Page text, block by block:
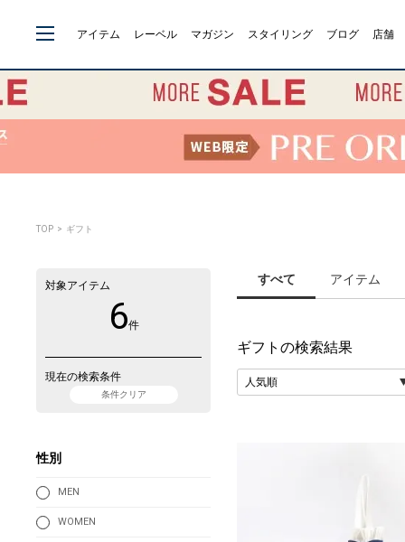
アイテム レーベル マガジン スタイリング ブログ 店舗
TOP > ギフト
すべて アイテム
ギフト の検索結果
対象アイテム
6件
現在の検索条件
条件クリア
性別
MEN
WOMEN